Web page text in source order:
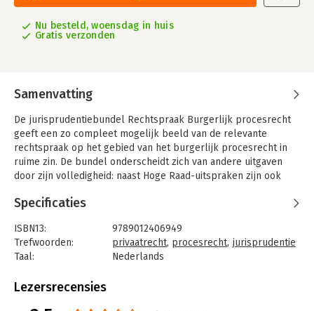
Nu besteld, woensdag in huis
Gratis verzonden
Samenvatting
De jurisprudentiebundel Rechtspraak Burgerlijk procesrecht
geeft een zo compleet mogelijk beeld van de relevante
rechtspraak op het gebied van het burgerlijk procesrecht in
ruime zin. De bundel onderscheidt zich van andere uitgaven
door zijn volledigheid: naast Hoge Raad-uitspraken zijn ook
Iedere uitspraak is voorzien van een bondig commentaar met
verwijzingen naar andere rechtspraak en literatuur. De lezer is
zodoende direct op de hoogte van de informatie die over het
desbetreffende onderwerp is verschenen. In deze 11e druk is
De redactie heeft getracht in Rechtspraak Burgerlijk
procesrecht de meest relevante jurisprudentie van de Hoge
Specificaties
ISBN13:
9789012406949
Trefwoorden:
privaatrecht, procesrecht, jurisprudentie
Taal:
Nederlands
Aantal pagina's:
Lezersrecensies